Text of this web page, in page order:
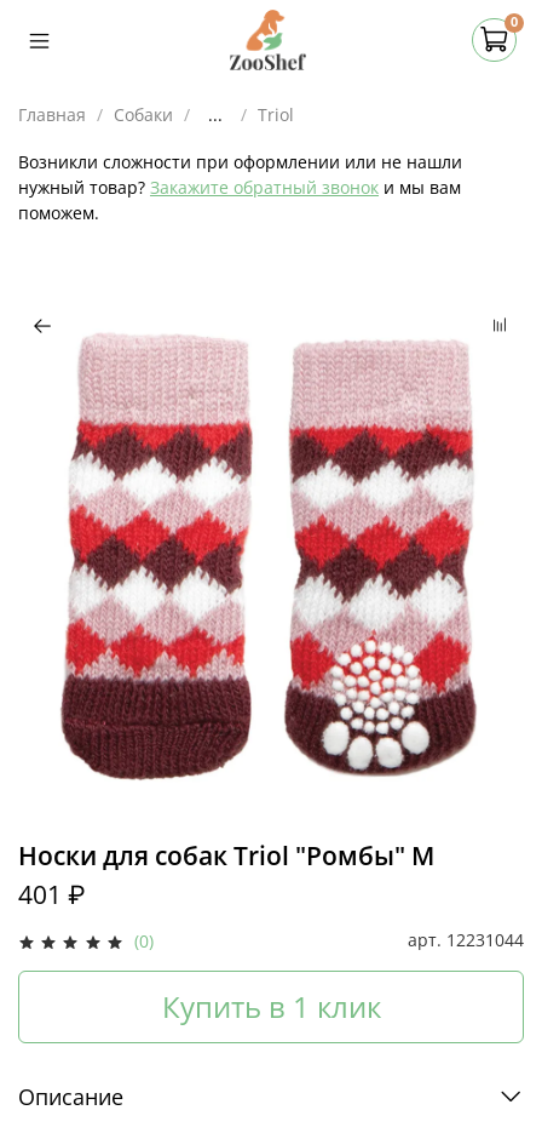
0
Главная Собаки ... Triol
Возникли сложности при оформлении или не нашли
нужный товар? Закажите обратный звонок и мы вам
поможем.
(0) арт. 12231044
Носки для собак Triol "Ромбы" M
401 ₽
Купить в 1 клик
Описание